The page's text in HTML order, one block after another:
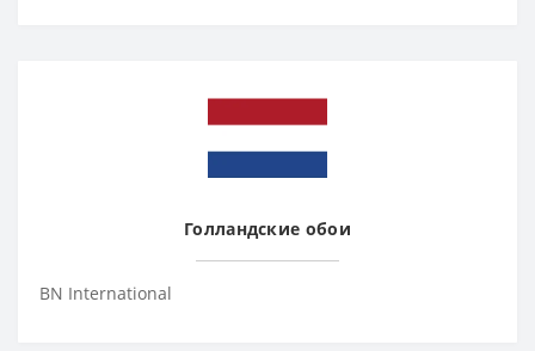
Голландские обои
BN International